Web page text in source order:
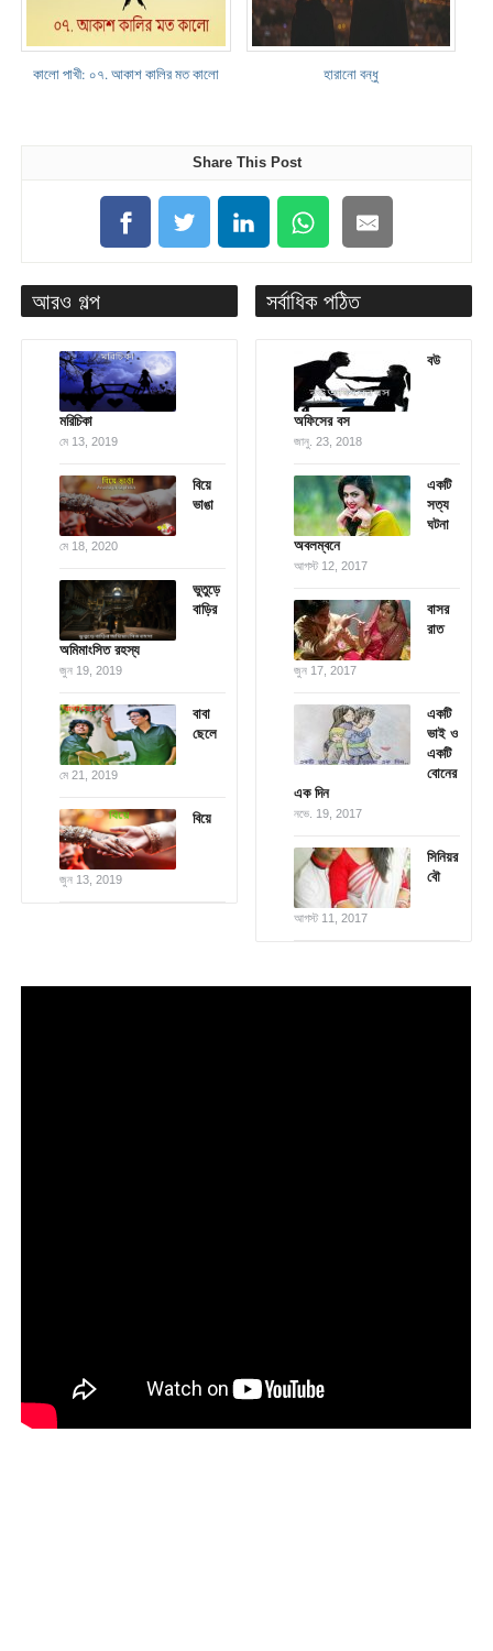
কালো পাখী: ০৭. আকাশ কালির মত কালো হারানো বন্ধু
Share This Post
আরও গল্প
মরিচিকা
মে 13, 2019
বিয়ে
ভাঙা
মে 18, 2020
ভুতুড়ে
বাড়ির
অমিমাংসিত রহস্য
জুন 19, 2019
বাবা
ছেলে
মে 21, 2019
বিয়ে
জুন 13, 2019
সর্বাধিক পঠিত
বউ
অফিসের বস
জানু. 23, 2018
একটি
সত্য
ঘটনা
অবলম্বনে
আগস্ট 12, 2017
বাসর
রাত
জুন 17, 2017
একটি
ভাই ও
একটি
বোনের
এক দিন
নভে. 19, 2017
সিনিয়র
বৌ
আগস্ট 11, 2017